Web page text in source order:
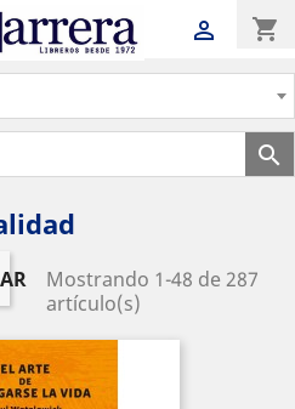
shopping_cart

a partir de 50€ 
Mostrando 1-48 de 287
artículo(s)